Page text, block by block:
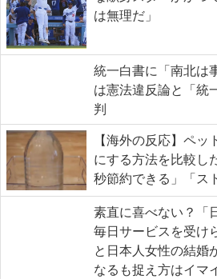
は無理だ」
統一白書に「南北は
は憲法違反論と「統
判
【海外の反応】ペ
にする方法を比較
秒節約できる」「ス
素直に喜べない？「
毎日サービスを受け
と日本人女性の結婚
なるも捉え方はイマ